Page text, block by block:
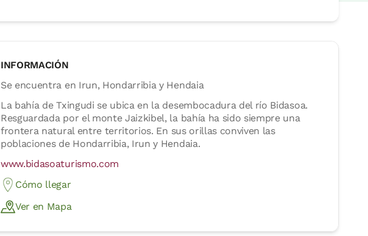
INFORMACIÓN
Se encuentra en Irun, Hondarribia y Hendaia
La bahía de Txingudi se ubica en la desembocadura del río Bidasoa.
Resguardada por el monte Jaizkibel, la bahía ha sido siempre una
frontera natural entre territorios. En sus orillas conviven las
poblaciones de Hondarribia, Irun y Hendaia.
www.bidasoaturismo.com
Cómo llegar
Ver en Mapa